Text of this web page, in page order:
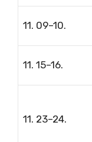
11. 09–10.
11. 15–16.
11. 23–24.